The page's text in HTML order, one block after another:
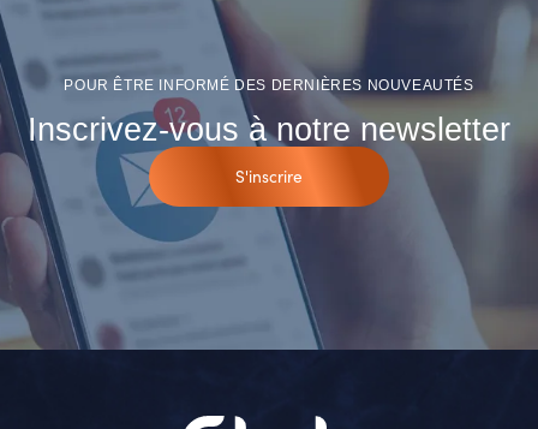
POUR ÊTRE INFORMÉ DES DERNIÈRES NOUVEAUTÉS
Inscrivez-vous à notre newsletter
S'inscrire